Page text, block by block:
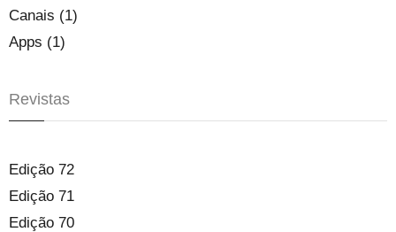
Canais (1)
Apps (1)
Revistas
Edição 72
Edição 71
Edição 70